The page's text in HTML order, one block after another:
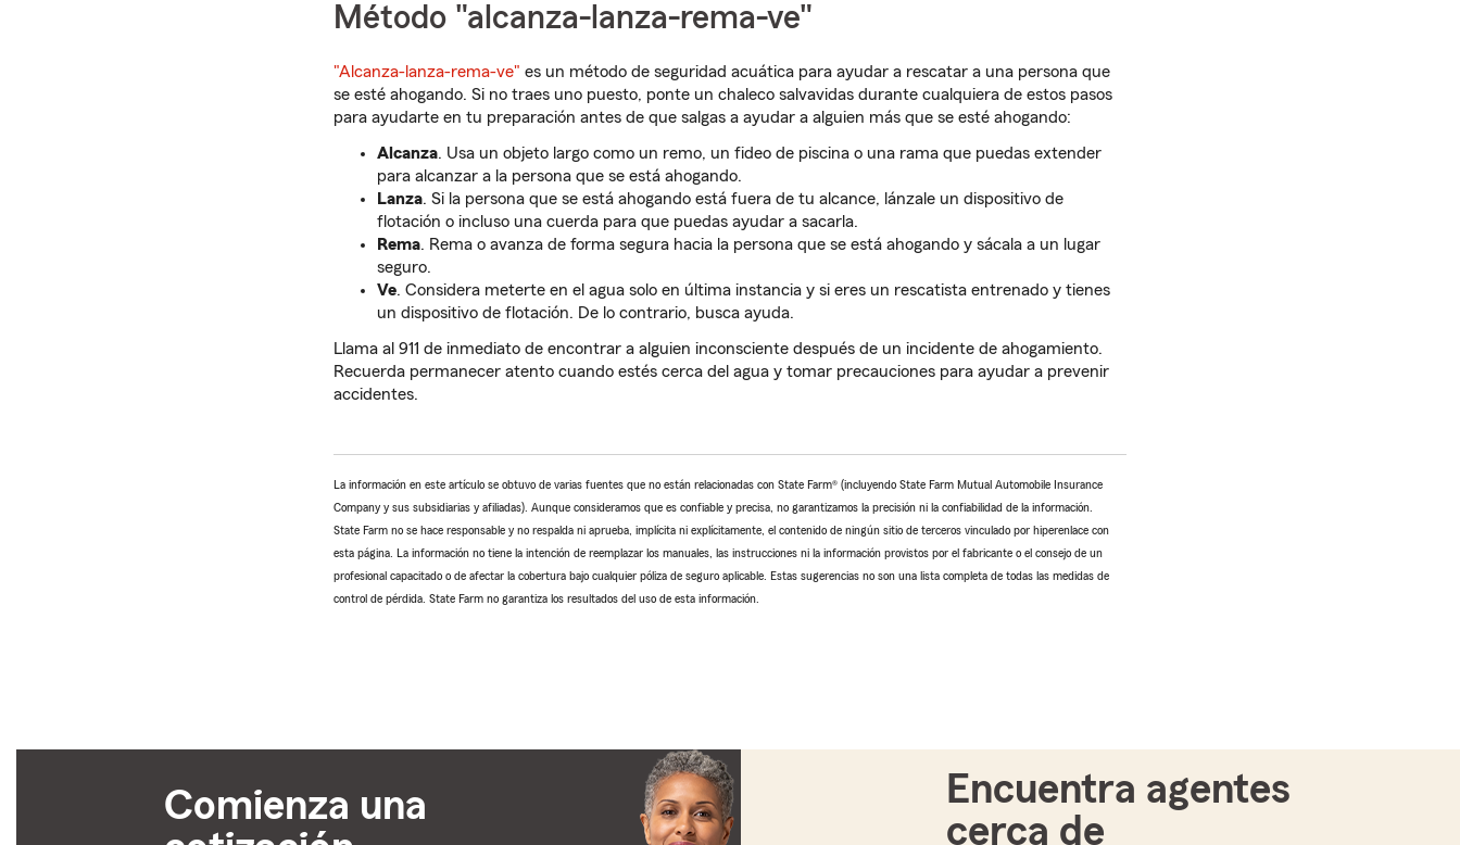
Método "alcanza-lanza-rema-ve"
"Alcanza-lanza-rema-ve" es un método de seguridad acuática para ayudar a rescatar a una persona que
se esté ahogando. Si no traes uno puesto, ponte un chaleco salvavidas durante cualquiera de estos pasos
para ayudarte en tu preparación antes de que salgas a ayudar a alguien más que se esté ahogando:
Alcanza. Usa un objeto largo como un remo, un fideo de piscina o una rama que puedas extender
para alcanzar a la persona que se está ahogando.
Lanza. Si la persona que se está ahogando está fuera de tu alcance, lánzale un dispositivo de
flotación o incluso una cuerda para que puedas ayudar a sacarla.
Rema. Rema o avanza de forma segura hacia la persona que se está ahogando y sácala a un lugar
seguro.
Ve. Considera meterte en el agua solo en última instancia y si eres un rescatista entrenado y tienes
un dispositivo de flotación. De lo contrario, busca ayuda.
Llama al 911 de inmediato de encontrar a alguien inconsciente después de un incidente de ahogamiento.
Recuerda permanecer atento cuando estés cerca del agua y tomar precauciones para ayudar a prevenir
accidentes.
La información en este artículo se obtuvo de varias fuentes que no están relacionadas con State Farm® (incluyendo State Farm Mutual Automobile Insurance
Company y sus subsidiarias y afiliadas). Aunque consideramos que es confiable y precisa, no garantizamos la precisión ni la confiabilidad de la información.
State Farm no se hace responsable y no respalda ni aprueba, implícita ni explícitamente, el contenido de ningún sitio de terceros vinculado por hiperenlace con
esta página. La información no tiene la intención de reemplazar los manuales, las instrucciones ni la información provistos por el fabricante o el consejo de un
profesional capacitado o de afectar la cobertura bajo cualquier póliza de seguro aplicable. Estas sugerencias no son una lista completa de todas las medidas de
control de pérdida. State Farm no garantiza los resultados del uso de esta información.
Comienza una
Encuentra agentes
cerca de